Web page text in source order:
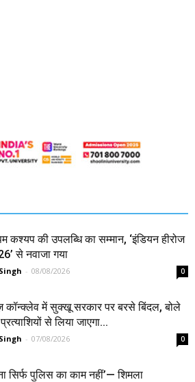
कश्यप की उपलब्धि का सम्मान, ‘इंडियन हीरोज
से नवाजा गया
- 08/08/2026 0
कॉन्क्लेव में सुक्खू सरकार पर बरसे बिंदल, बोले
से लिया जाएगा...
- 07/08/2026 0
सिर्फ पुलिस का काम नहीं’— शिमला